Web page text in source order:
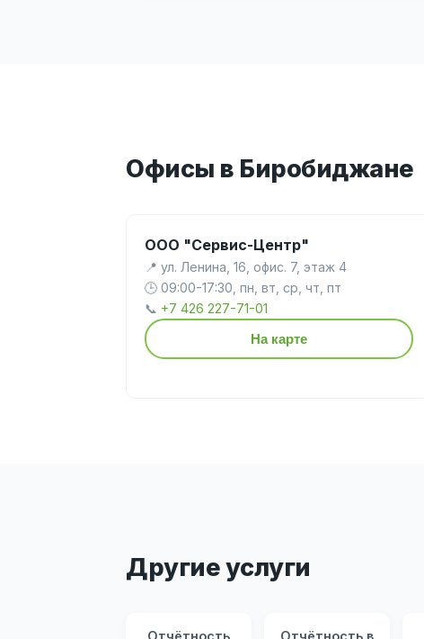
Офисы в Биробиджане
ООО "Сервис-Центр"
📍 ул. Ленина, 16, офис. 7, этаж 4
🕒 09:00-17:30, пн, вт, ср, чт, пт
📞 +7 426 227-71-01
На карте
Другие услуги